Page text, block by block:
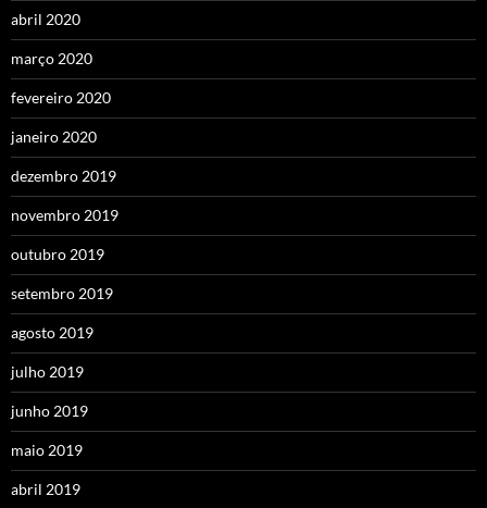
abril 2020
março 2020
fevereiro 2020
janeiro 2020
dezembro 2019
novembro 2019
outubro 2019
setembro 2019
agosto 2019
julho 2019
junho 2019
maio 2019
abril 2019